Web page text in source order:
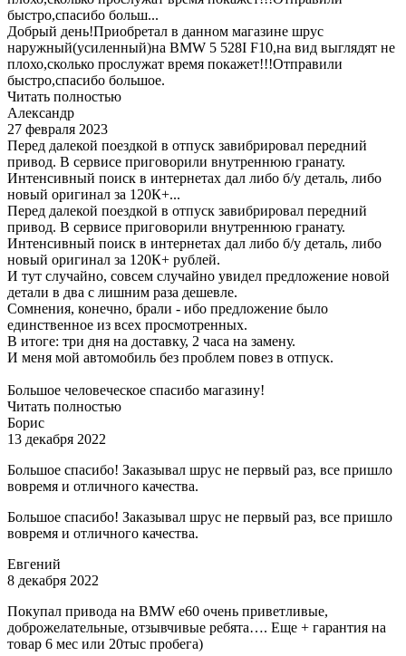
быстро,спасибо больш...
Добрый день!Приобретал в данном магазине шрус
наружный(усиленный)на BMW 5 528I F10,на вид выглядят не
плохо,сколько прослужат время покажет!!!Отправили
быстро,спасибо большое.
Читать полностью
Александр
27 февраля 2023
Перед далекой поездкой в отпуск завибрировал передний
привод. В сервисе приговорили внутреннюю гранату.
Интенсивный поиск в интернетах дал либо б/у деталь, либо
новый оригинал за 120К+...
Перед далекой поездкой в отпуск завибрировал передний
привод. В сервисе приговорили внутреннюю гранату.
Интенсивный поиск в интернетах дал либо б/у деталь, либо
новый оригинал за 120К+ рублей.
И тут случайно, совсем случайно увидел предложение новой
детали в два с лишним раза дешевле.
Сомнения, конечно, брали - ибо предложение было
единственное из всех просмотренных.
В итоге: три дня на доставку, 2 часа на замену.
И меня мой автомобиль без проблем повез в отпуск.
Большое человеческое спасибо магазину!
Читать полностью
Борис
13 декабря 2022
Большое спасибо! Заказывал шрус не первый раз, все пришло
вовремя и отличного качества.
Большое спасибо! Заказывал шрус не первый раз, все пришло
вовремя и отличного качества.
Евгений
8 декабря 2022
Покупал привода на BMW e60 очень приветливые,
доброжелательные, отзывчивые ребята…. Еще + гарантия на
товар 6 мес или 20тыс пробега)